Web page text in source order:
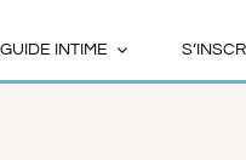
GUIDE INTIME